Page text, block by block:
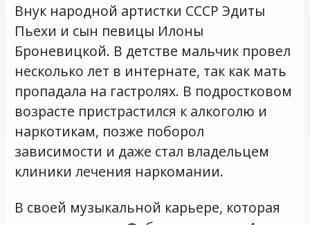
Внук народной артистки СССР Эдиты
Пьехи и сын певицы Илоны
Броневицкой. В детстве мальчик провел
несколько лет в интернате, так как мать
пропадала на гастролях. В подростковом
возрасте пристрастился к алкоголю и
наркотикам, позже поборол
зависимости и даже стал владельцем
клиники лечения наркомании.
В своей музыкальной карьере, которая